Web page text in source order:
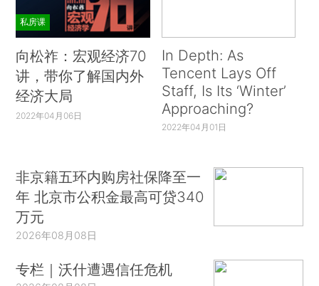
私房课
向松祚：宏观经济70
讲，带你了解国内外
经济大局
2022年04月06日
In Depth: As
Tencent Lays Off
Staff, Is Its ‘Winter’
Approaching?
2022年04月01日
非京籍五环内购房社保降至一
年 北京市公积金最高可贷340
万元
2026年08月08日
专栏｜沃什遭遇信任危机